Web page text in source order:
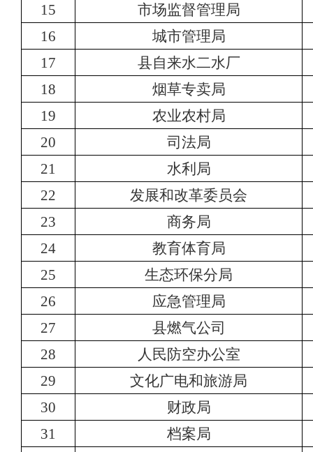
15
市场监督管理局
16
城市管理局
17
县自来水二水厂
18
烟草专卖局
19
农业农村局
20
司法局
21
水利局
22
发展和改革委员会
23
商务局
24
教育体育局
25
生态环保分局
26
应急管理局
27
县燃气公司
28
人民防空办公室
29
文化广电和旅游局
30
财政局
31
档案局